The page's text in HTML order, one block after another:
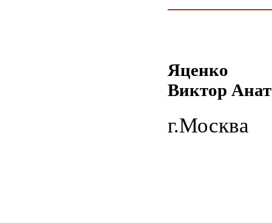
Яценко
Виктор
г.Москва